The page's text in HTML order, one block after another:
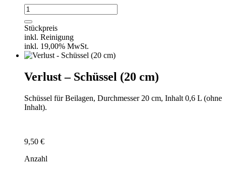
Verlust
-
Suppentasse
Menge
Stückpreis
inkl. Reinigung
inkl. 19,00% MwSt.
Verlust – Schüssel (20 cm)
Schüssel für Beilagen, Durchmesser 20 cm, Inhalt 0,6 L (ohne
Inhalt).
9,50 €
Anzahl